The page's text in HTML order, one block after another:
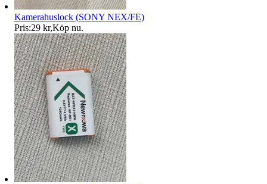
Kamerahuslock (SONY NEX/FE)
Pris:29 kr,Köp nu.